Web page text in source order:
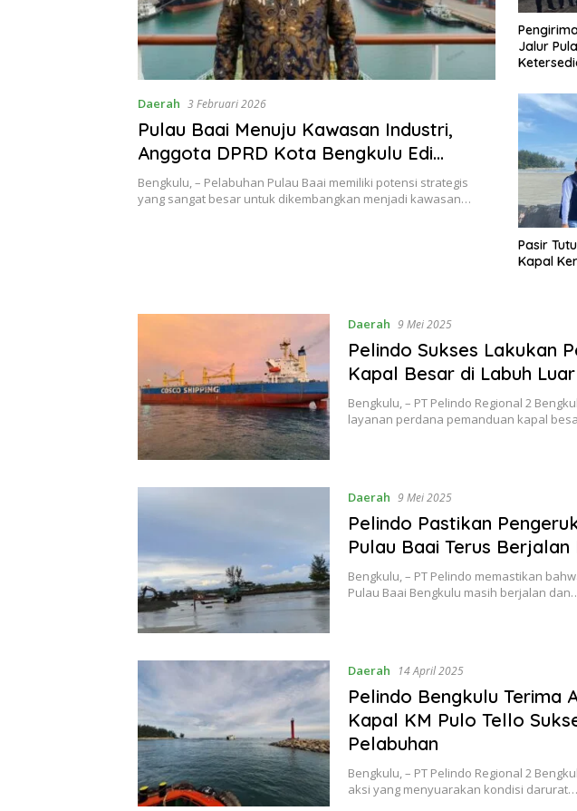
Daerah 3 Februari 2026
Pulau Baai Menuju Kawasan Industri,
Anggota DPRD Kota Bengkulu Edi
Hariyanto Kawal Revisi RTRW
Bengkulu, – Pelabuhan Pulau Baai memiliki potensi strategis
yang sangat besar untuk dikembangkan menjadi kawasan…
Jalur
Pasir
Kapal
Daerah 9 Mei 2025
Pelindo Sukses Lakukan
Kapal Besar di Labuh
Bengkulu, – PT Pelindo Regional 2
layanan perdana pemanduan kapal
Daerah 9 Mei 2025
Pelindo Pastikan
Pulau Baai Terus Berjalan
Bengkulu, – PT Pelindo memastikan
Pulau Baai Bengkulu masih berjalan
Daerah 14 April 2025
Pelindo Bengkulu Terima
Kapal KM Pulo Tello
Pelabuhan
Bengkulu, – PT Pelindo Regional 2
aksi yang menyuarakan kondisi darurat…